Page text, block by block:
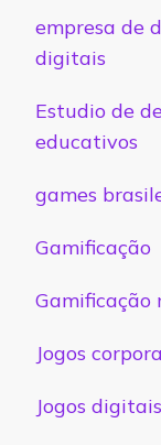
empresa de
digitais
Estudio de
educativos
games
Gamificação
Gamificação
Jogos
Jogos